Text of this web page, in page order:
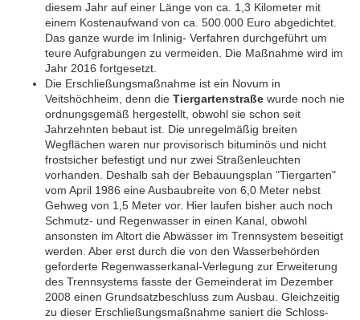
diesem Jahr auf einer Länge von ca. 1,3 Kilometer mit
einem Kostenaufwand von ca. 500.000 Euro abgedichtet.
Das ganze wurde im Inlinig- Verfahren durchgeführt um
teure Aufgrabungen zu vermeiden. Die Maßnahme wird im
Jahr 2016 fortgesetzt.
Die Erschließungsmaßnahme ist ein Novum in
Veitshöchheim, denn die Tiergartenstraße wurde noch nie
ordnungsgemäß hergestellt, obwohl sie schon seit
Jahrzehnten bebaut ist. Die unregelmäßig breiten
Wegflächen waren nur provisorisch bituminös und nicht
frostsicher befestigt und nur zwei Straßenleuchten
vorhanden. Deshalb sah der Bebauungsplan "Tiergarten"
vom April 1986 eine Ausbaubreite von 6,0 Meter nebst
Gehweg von 1,5 Meter vor. Hier laufen bisher auch noch
Schmutz- und Regenwasser in einen Kanal, obwohl
ansonsten im Altort die Abwässer im Trennsystem beseitigt
werden. Aber erst durch die von den Wasserbehörden
geforderte Regenwasserkanal-Verlegung zur Erweiterung
des Trennsystems fasste der Gemeinderat im Dezember
2008 einen Grundsatzbeschluss zum Ausbau. Gleichzeitig
zu dieser Erschließungsmaßnahme saniert die Schloss-